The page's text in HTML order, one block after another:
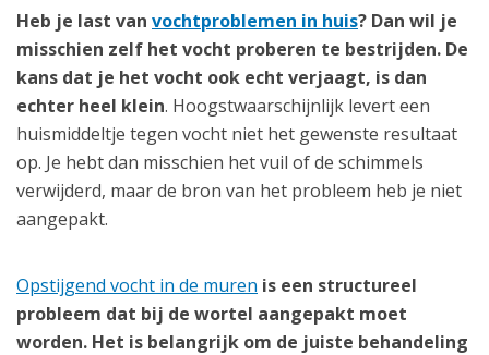
Heb je last van vochtproblemen in huis? Dan wil je
misschien zelf het vocht proberen te bestrijden. De
kans dat je het vocht ook echt verjaagt, is dan
echter heel klein. Hoogstwaarschijnlijk levert een
huismiddeltje tegen vocht niet het gewenste resultaat
op. Je hebt dan misschien het vuil of de schimmels
verwijderd, maar de bron van het probleem heb je niet
aangepakt.
Opstijgend vocht in de muren is een structureel
probleem dat bij de wortel aangepakt moet
worden. Het is belangrijk om de juiste behandeling